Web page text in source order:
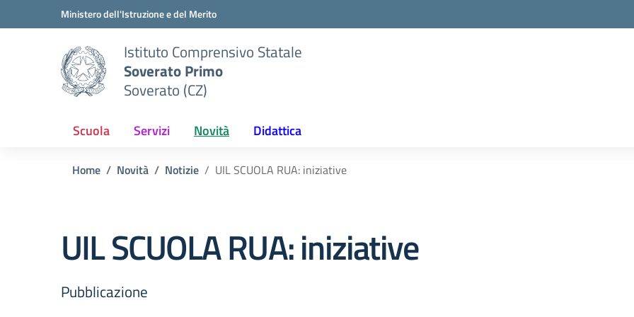
Vai ai contenuti
Vai al menu di navigazioneMinistero dell'Istruzione e del Merito
Istituto Comprensivo Statale
Soverato Primo
Soverato (CZ)
Scuola Servizi Novità Didattica
Home Novità Notizie UIL SCUOLA RUA: iniziative
UIL SCUOLA RUA: iniziative
Pubblicazione